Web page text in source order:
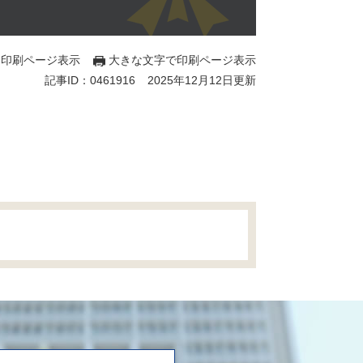
印刷ページ表示
大きな文字で印刷ページ表示
記事ID：0461916
2025年12月12日更新